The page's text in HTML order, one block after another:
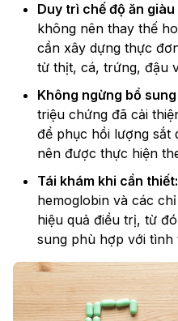
Duy trì chế độ ăn giàu
không nên thay thế
cần xây dựng thực
từ thịt, cá, trứng, đậu
Không ngừng bổ
triệu chứng đã cải
để phục hồi lượng sắt
nên được thực hiện
Tái khám khi cần thiết:
hemoglobin và các
hiệu quả điều trị, từ
sung phù hợp với tình